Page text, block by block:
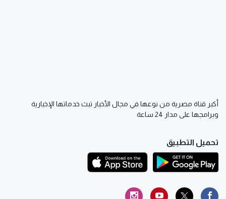
أكبر قناة مصرية من نوعها في مجال الأخبار تبث خدماتها الإخبارية
وبرامجها على مدار 24 ساعة
تحميل التطبيق